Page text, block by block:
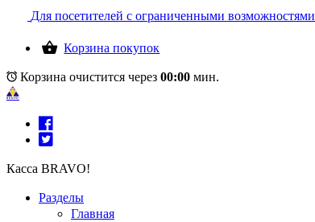
Для посетителей с ограниченными возможностями
Корзина покупок
Корзина очистится через 00:00 мин.
Касса BRAVO!
Разделы
Главная